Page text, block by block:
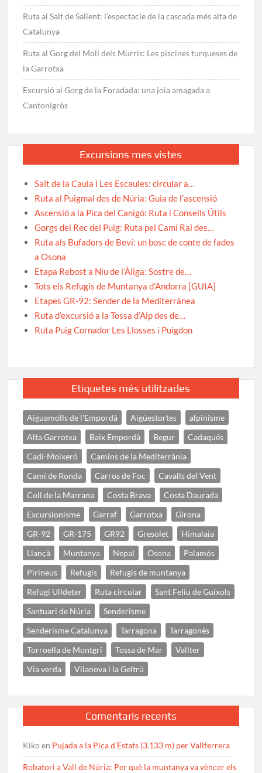
Ruta al Salt de Sallent: l’espectacle de la cascada més alta de
Catalunya
Ruta al Gorg del Molí dels Murris: Les piscines turqueses de
la Garrotxa
Excursió al Gorg de la Foradada: una joia amagada a
Cantonigròs
Excursions mes vistes
Salt de la Caula i Les Escaules: circular a…
Ruta al Puigmal des de Núria: Guia de l’ascensió
Ascensió a la Pica del Canigó: Ruta i Consells Útils
Gorgs del Rec del Puig: Ruta pel Camí Ral des…
Ruta als Bufadors de Beví: un bosc de conte de fades
a Osona
Etapa Rebost a Niu de l’Àliga: Sostre de…
Tots els Refugis de Muntanya d’Andorra [GUIA]
Etapes GR-92: Sender de la Mediterrànea
Ruta d’excursió a la Tossa d’Alp des de…
Ruta Puig Cornador Les Llosses i Puigdon
Etiquetes més utilitzades
Aiguamolls de l'Empordà Aigüestortes
alpinisme
Alta Garrotxa
Baix Empordà Begur
Cadaqués
Cadí-Moixeró
Camins de la Mediterrània
Camí de Ronda
Carros de Foc
Cavalls del Vent
Coll de la Marrana
Costa Brava
Costa Daurada
Excursionisme
Garraf Garrotxa
Girona
GR-92
GR-175 GR92 Gresolet
Himalaia
Llançà
Muntanya Nepal Osona
Palamós
Pirineus
Refugis
Refugis de muntanya
Refugi Ulldeter
Ruta circular
Sant Feliu de Guíxols
Santuari de Núria
Senderisme
Senderisme Catalunya
Tarragona
Tarragonès
Torroella de Montgrí
Tossa de Mar
Vallter
Via verda
Vilanova i la Geltrú
Comentaris recents
Kikoen Pujada a la Pica d’Estats (3.133 m) per Vallferrera
Robatori a Vall de Núria: Per què la muntanya va vèncer els